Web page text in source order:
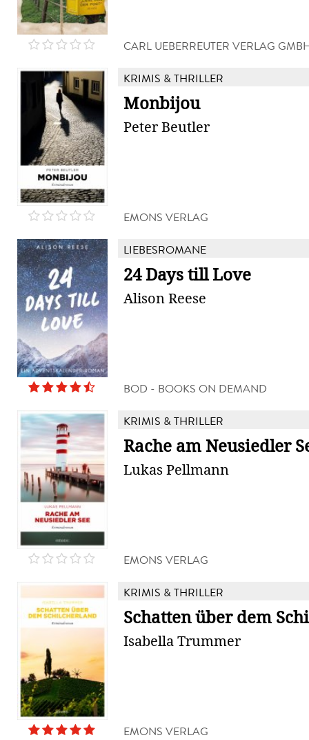
CARL UEBERREUTER VERLAG
KRIMIS & THRILLER
Monbijou
Peter Beutler
EMONS VERLAG
LIEBESROMANE
24 Days till Love
Alison Reese
BOD - BOOKS ON DEMAND
KRIMIS & THRILLER
Rache am Neusiedler
Lukas Pellmann
EMONS VERLAG
KRIMIS & THRILLER
Schatten über dem
Isabella Trummer
EMONS VERLAG